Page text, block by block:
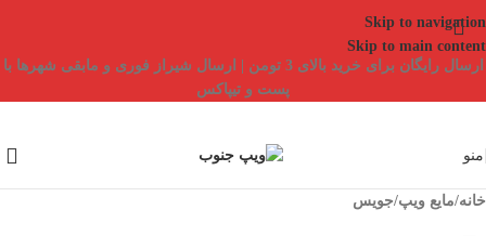
Skip to navigation
Skip to main content
ارسال رایگان برای خرید بالای 3 تومن | ارسال شیراز فوری و مابقی شهرها با
پست و تیپاکس
منو
خانه/مایع ویپ/جویس